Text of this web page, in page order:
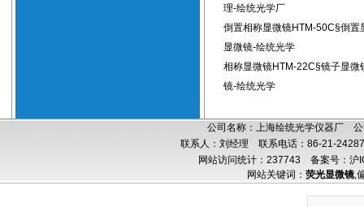
理-绘统光学厂
倒置相称显微镜HTM-50C§倒置
显微镜-绘统光学
相称显微镜HTM-22C§镜子显微
镜-绘统光学
公司名称：上海绘统光学仪器厂
联系人：刘经理 联系电话：86-21-
网站访问统计：237743 备案号：沪
网站关键词： 荧光显微镜,